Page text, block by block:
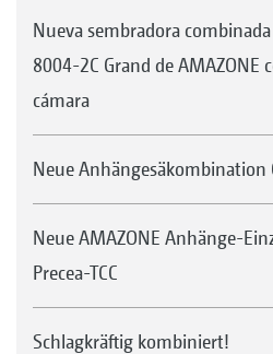
Nueva sembradora
8004-2C Grand de AMAZONE
cámara
Neue Anhängesäkombination
Neue AMAZONE Anhänge-
Precea-TCC
Schlagkräftig kombiniert!